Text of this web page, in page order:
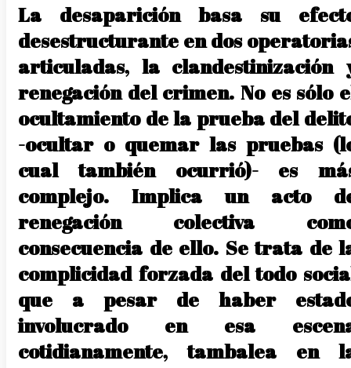
La desaparición basa su
desestructurante en dos
articuladas, la clandestinización
renegación del crimen. No es sólo
ocultamiento de la prueba del
-ocultar o quemar las pruebas
cual también ocurrió)- es
complejo. Implica un acto
renegación colectiva
consecuencia de ello. Se trata de
complicidad forzada del todo
que a pesar de haber
involucrado en esa
cotidianamente, tambalea en